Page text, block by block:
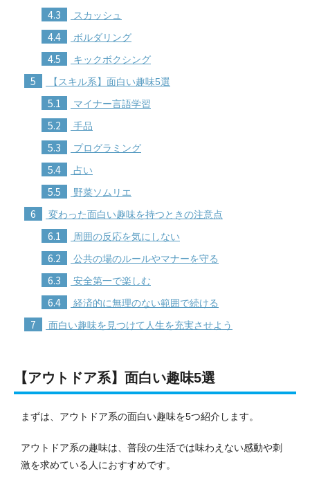
4.3 スカッシュ
4.4 ボルダリング
4.5 キックボクシング
5 【スキル系】面白い趣味5選
5.1 マイナー言語学習
5.2 手品
5.3 プログラミング
5.4 占い
5.5 野菜ソムリエ
6 変わった面白い趣味を持つときの注意点
6.1 周囲の反応を気にしない
6.2 公共の場のルールやマナーを守る
6.3 安全第一で楽しむ
6.4 経済的に無理のない範囲で続ける
7 面白い趣味を見つけて人生を充実させよう
【アウトドア系】面白い趣味5選
まずは、アウトドア系の面白い趣味を5つ紹介します。
アウトドア系の趣味は、普段の生活では味わえない感動や刺
激を求めている人におすすめです。